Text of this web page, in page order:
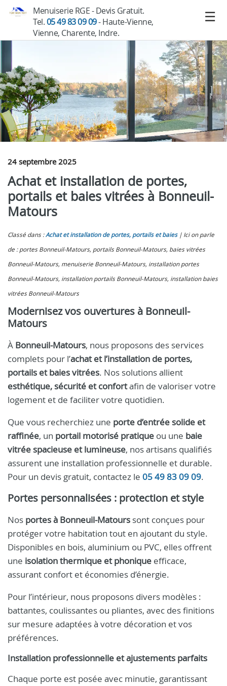
Menuiserie RGE - Devis Gratuit.
Tel.05 49 83 09 09- Haute-Vienne,
Vienne, Charente, Indre.
24 septembre 2025
Achat et installation de portes,
portails et baies vitrées à Bonneuil-
Matours
Classé dans :Achat et installation de portes, portails et baies
Ici on parle
de : portes Bonneuil-Matours, portails Bonneuil-Matours, baies vitrées
Bonneuil-Matours, menuiserie Bonneuil-Matours, installation portes
Bonneuil-Matours, installation portails Bonneuil-Matours, installation baies
vitrées Bonneuil-Matours
Modernisez vos ouvertures à Bonneuil-
Matours
À Bonneuil-Matours, nous proposons des services
complets pour l’achat et l’installation de portes,
portails et baies vitrées. Nos solutions allient
esthétique, sécurité et confortafin de valoriser votre
logement et de faciliter votre quotidien.
Que vous recherchiez une porte d’entrée solide et
raffinée, un portail motorisé pratique ou une baie
vitrée spacieuse et lumineuse, nos artisans qualifiés
assurent une installation professionnelle et durable.
Pour un devis gratuit, contactez le 05 49 83 09 09.
Portes personnalisées : protection et style
Nos portes à Bonneuil-Matours sont conçues pour
protéger votre habitation tout en ajoutant du style.
Disponibles en bois, aluminium ou PVC, elles offrent
une isolation thermique et phonique efficace,
assurant confort et économies d’énergie.
Pour l’intérieur, nous proposons divers modèles :
battantes, coulissantes ou pliantes, avec des finitions
sur mesure adaptées à votre décoration et vos
préférences.
Installation professionnelle et ajustements parfaits
Chaque porte est posée avec minutie, garantissant